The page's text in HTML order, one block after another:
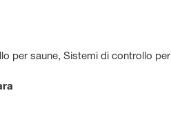
per saune, Sistemi di controllo per